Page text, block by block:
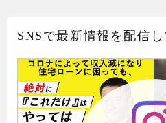
SNSで最新情報を配信